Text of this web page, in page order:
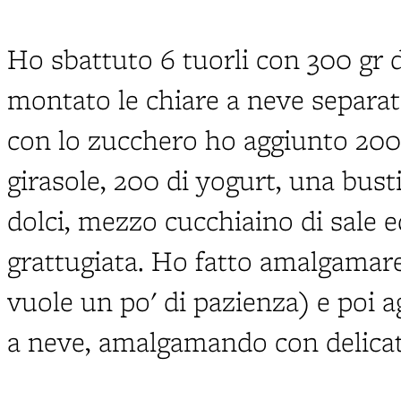
Ho sbattuto 6 tuorli con 300 gr
montato le chiare a neve
con lo zucchero ho aggiunto
girasole, 200 di yogurt, una
dolci, mezzo cucchiaino di sale
grattugiata. Ho fatto
vuole un po' di pazienza) e poi
a neve, amalgamando con